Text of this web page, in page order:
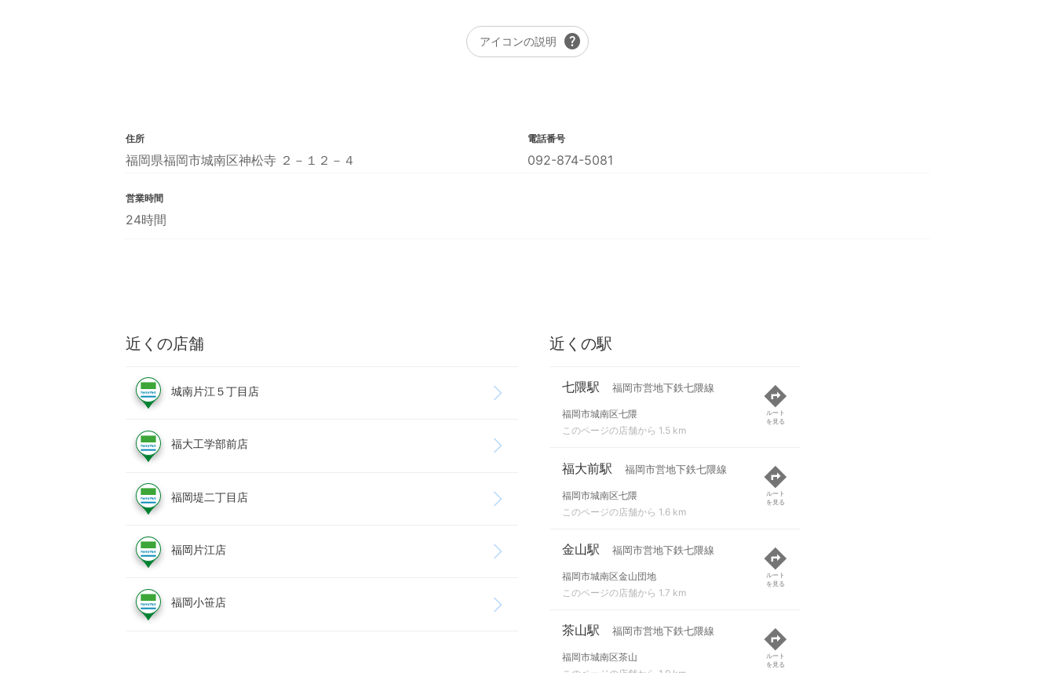
アイコンの説明 help
住所
福岡県福岡市城南区神松寺 ２－１２－４
電話番号
092-874-5081
営業時間
24時間
近くの店舗
城南片江５丁目店
福大工学部前店
福岡堤二丁目店
福岡片江店
福岡小笹店
近くの駅
七隈駅 福岡市営地下鉄七隈線
福岡市城南区七隈
このページの店舗から 1.5 km
ルート
を見る
福大前駅 福岡市営地下鉄七隈線
福岡市城南区七隈
このページの店舗から 1.6 km
ルート
を見る
金山駅 福岡市営地下鉄七隈線
福岡市城南区金山団地
このページの店舗から 1.7 km
ルート
を見る
茶山駅 福岡市営地下鉄七隈線
福岡市城南区茶山
ルート
を見る